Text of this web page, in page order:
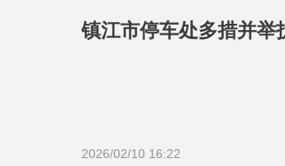
镇江市停车处多措并举
2026/02/10 16:22